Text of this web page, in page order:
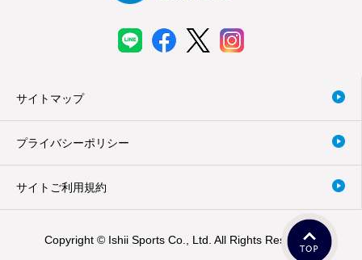
サイトマップ
プライバシーポリシー
サイトご利用規約
Copyright © Ishii Sports Co., Ltd. All Rights Reserved.